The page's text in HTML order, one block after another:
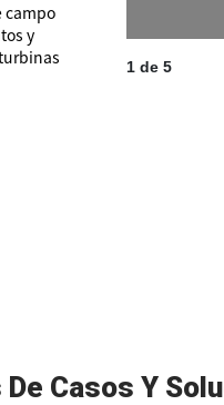
campo
y
1 de 5
Casos Y